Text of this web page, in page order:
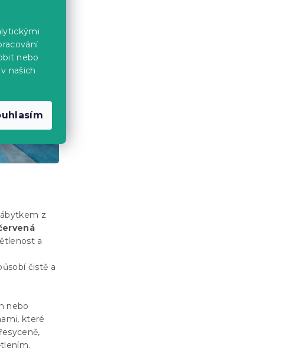
nebo
našich
z
a
čistě a
nebo
které